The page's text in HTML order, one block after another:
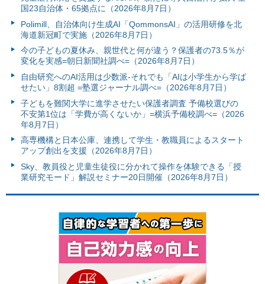
国23自治体・65拠点に（2026年8月7日）
Polimill、自治体向け生成AI「QommonsAI」の活用研修を北
海道新冠町で実施（2026年8月7日）
今の子どもの夏休み、親世代と何が違う？保護者の73.5％が
変化を実感=朝日新聞社調べ=（2026年8月7日）
自由研究へのAI活用は少数派-それでも「AIは小学生から学ば
せたい」8割超 =塾選ジャーナル調べ=（2026年8月7日）
子どもを難関大学に進学させたい保護者調査 予備校選びの
不安第1位は「学費が高くないか」=横浜予備校調べ=（2026
年8月7日）
高専機構と日本公庫、連携して学生・教職員によるスタート
アップ創出を支援（2026年8月7日）
Sky、教員役と児童生徒役に分かれて操作を体験できる「授
業研究モード」解説セミナー20日開催（2026年8月7日）